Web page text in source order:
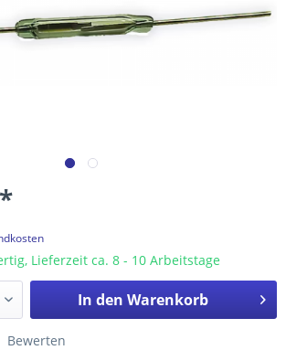
Lieferzeit ca. 8 - 10 Arbeitstage
In den Warenkorb
Bewerten